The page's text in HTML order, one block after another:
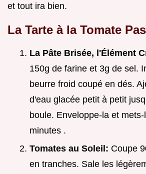
et tout ira bien.
La Tarte à la Tomate
La Pâte Brisée, l'Élément
150g de farine et 3g de sel.
beurre froid coupé en dés.
d'eau glacée petit à petit
boule. Enveloppe-la et
minutes .
Tomates au Soleil: Coupe
en tranches. Sale les